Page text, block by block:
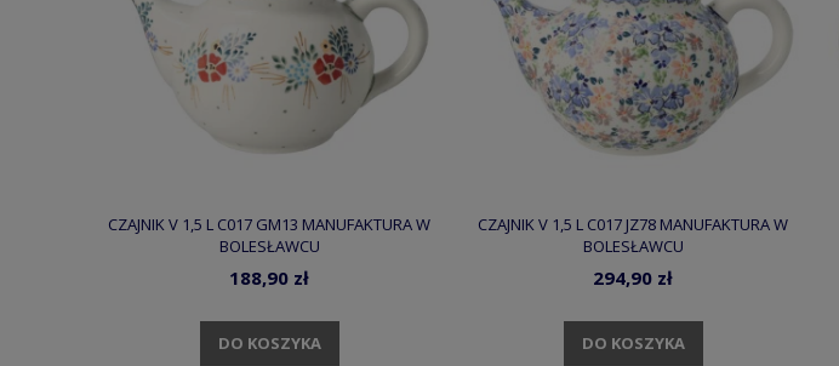
CZAJNIK V 1,5 L C017 GM13 MANUFAKTURA W
BOLESŁAWCU
188,90 zł
DO KOSZYKA
CZAJNIK V 1,5 L C017 JZ78 MANUFAKTURA W
BOLESŁAWCU
294,90 zł
DO KOSZYKA